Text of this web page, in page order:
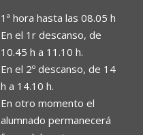
1ª hora hasta las 08.05 h
En el 1r descanso, de
10.45 h a 11.10 h.
En el 2º descanso, de 14
h a 14.10 h.
En otro momento el
alumnado permanecerá